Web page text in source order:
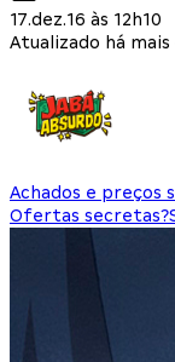
17.dez.16 às 12h10
Atualizado há mais
Achados e preços
Ofertas secretas?